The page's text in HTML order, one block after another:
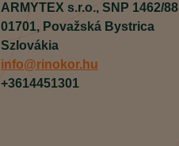
ARMYTEX s.r.o., SNP 1462/88
01701, Považská Bystrica
Szlovákia
info@rinokor.hu
+3614451301